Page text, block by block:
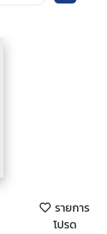
รายการ
โปรด